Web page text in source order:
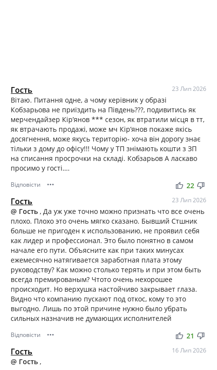
Гость 23 Лип 2026
Вітаю. Питання одне, а чому керівник у образі
Кобзарьова не приїздить на Південь???, подивитись як
мерчендайзер Кірʼянов *** сезон, як втратили місця в тт,
як втрачають продажі, може мч Кірʼянов покаже якісь
досягнення, може якусь територію- хоча він дорогу знає
тільки з дому до офісу!!! Чому у ТП знімають кошти з ЗП
на списання просрочки на складі. Кобзарьов А ласкаво
просимо у гості….
Відповісти ••• thumb_up thumb_down
22
Гость 23 Лип 2026
@ Гость, Да уж уже точно можно признать что все очень
плохо. Плохо это очень мягко сказано. Бывший Стшник
больше не пригоден к использованию, не проявил себя
как лидер и профессионал. Это было понятно в самом
начале его пути. Объясните как при таких минусах
ежемесячно натягивается заработная плата этому
руководству? Как можно столько терять и при этом быть
всегда премированым? Чтото очень нехорошее
происходит. Но верхушка настойчиво закрывает глаза.
Видно что компанию пускают под откос, кому то это
выгодно. Лишь по этой причине нужно было убрать
сильных назначив не думающих исполнителей
Відповісти ••• thumb_up thumb_down
21
Гость 16 Лип 2026
@ Гость,